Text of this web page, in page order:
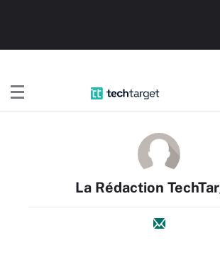
La Rédaction